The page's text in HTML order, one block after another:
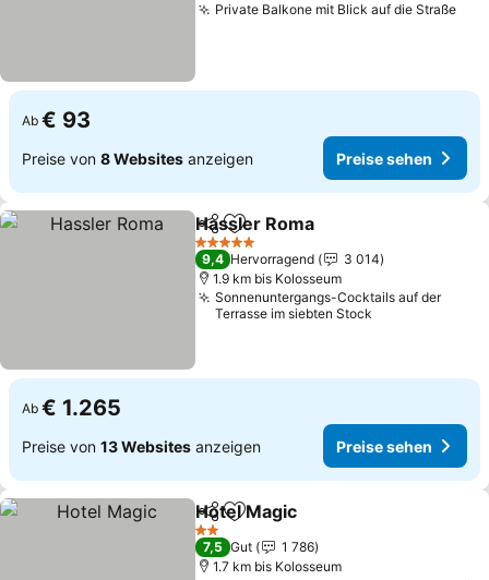
Private Balkone mit Blick auf die Straße
Ab € 93
Preise von 8 Websites anzeigen Preise sehen
TeilenZu Favoriten hinzufügen
Hassler Roma
5 Sterne
9,4 Hervorragend
3 014
1.9 km bis Kolosseum
Sonnenuntergangs-Cocktails auf der
Terrasse im siebten Stock
Ab € 1.265
Preise von 13 Websites anzeigen Preise sehen
TeilenZu Favoriten hinzufügen
Hotel Magic
2 Sterne
7,5 Gut
1 786
1.7 km bis Kolosseum